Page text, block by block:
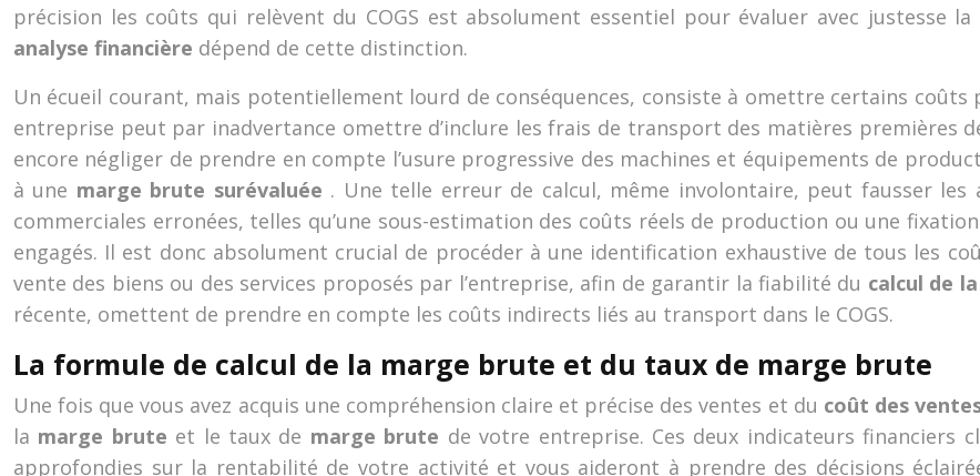
précision les coûts qui relèvent du COGS est absolument essentiel pour évaluer avec justesse
analyse financière dépend de cette distinction.
Un écueil courant, mais potentiellement lourd de conséquences, consiste à omettre certains coûts
entreprise peut par inadvertance omettre d’inclure les frais de transport des matières premières
encore négliger de prendre en compte l’usure progressive des machines et équipements de
à une marge brute surévaluée . Une telle erreur de calcul, même involontaire, peut fausser
commerciales erronées, telles qu’une sous-estimation des coûts réels de production ou une
engagés. Il est donc absolument crucial de procéder à une identification exhaustive de tous les
vente des biens ou des services proposés par l’entreprise, afin de garantir la fiabilité du calcul de
récente, omettent de prendre en compte les coûts indirects liés au transport dans le COGS.
La formule de calcul de la marge brute et du taux de marge brute
Une fois que vous avez acquis une compréhension claire et précise des ventes et du coût des
la marge brute et le taux de marge brute de votre entreprise. Ces deux indicateurs financiers
approfondies sur la rentabilité de votre activité et vous aideront à prendre des décisions